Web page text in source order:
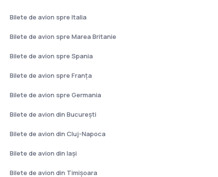
Bilete de avion spre Italia
Bilete de avion spre Marea Britanie
Bilete de avion spre Spania
Bilete de avion spre Franţa
Bilete de avion spre Germania
Bilete de avion din București
Bilete de avion din Cluj-Napoca
Bilete de avion din Iași
Bilete de avion din Timișoara